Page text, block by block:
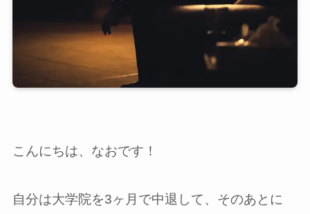
こんにちは、なおです！
自分は大学院を3ヶ月で中退して、そのあとに